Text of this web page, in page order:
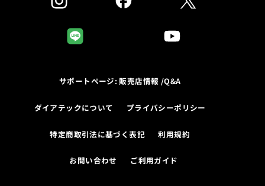
サポートページ: 販売店情報 /Q&A
ダイアテックについて プライバシーポリシー
特定商取引法に基づく表記 利用規約
お問い合わせ ご利用ガイド